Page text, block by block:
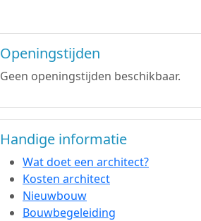
Openingstijden
Geen openingstijden beschikbaar.
Handige informatie
Wat doet een architect?
Kosten architect
Nieuwbouw
Bouwbegeleiding